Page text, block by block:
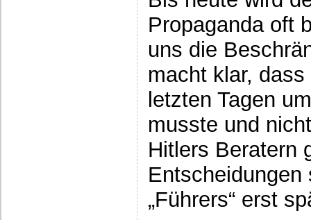
Propaganda oft
uns die
macht klar,
letzten Tagen
musste und
Hitlers Beratern
Entscheidungen
„Führers“ erst